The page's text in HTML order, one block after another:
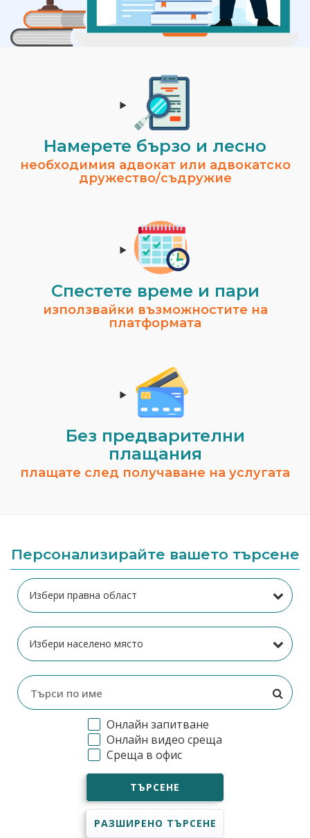
Намерете бързо и лесно
необходимия адвокат или адвокатско
дружество/съдружие
Спестeте време и пари
използвайки възможностите на
платформата
Без предварителни
плащания
плащате след получаване на услугата
Персонализирайте вашето търсене
Онлайн запитване
Онлайн видео среща
Среща в офис
ТЪРСЕНЕ
РАЗШИРЕНО ТЪРСЕНЕ